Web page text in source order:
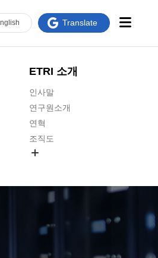
ETRI 소개
인사말
연구원소개
연혁
조직도
연구원 고객헌장
주요업무연락처
glish Translate